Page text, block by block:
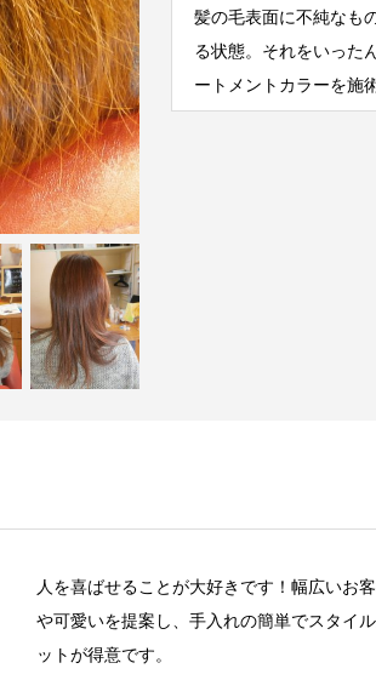
髪の毛表面に不純なも
る状態。それをいった
ートメントカラーを施
人を喜ばせることが大好きです！幅広いお
や可愛いを提案し、手入れの簡単でスタイ
ットが得意です。